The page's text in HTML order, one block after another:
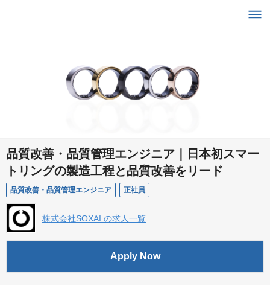
品質改善・品質管理エンジニア｜日本初スマー
トリングの製造工程と品質改善をリード
品質改善・品質管理エンジニア 正社員
株式会社SOXAI の求人一覧
Apply Now